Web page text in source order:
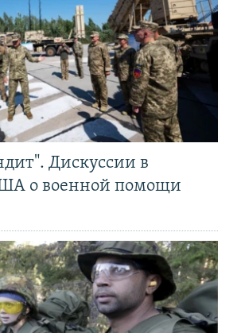
Дискуссии в
о военной помощи